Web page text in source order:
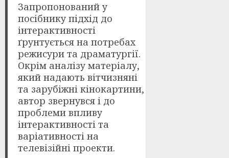
Запропонований у
посібнику підхід до
інтерактивності
ґрунтується на потребах
режисури та драматургії.
Окрім аналізу матеріалу,
який надають вітчизняні
та зарубіжні кінокартини,
автор звернувся і до
проблеми впливу
інтерактивності та
варіативності на
телевізійні проекти.